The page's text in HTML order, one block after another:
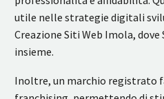
utile nelle strategie digitali
Creazione Siti Web Imola, dove
insieme.
Inoltre, un marchio registrato